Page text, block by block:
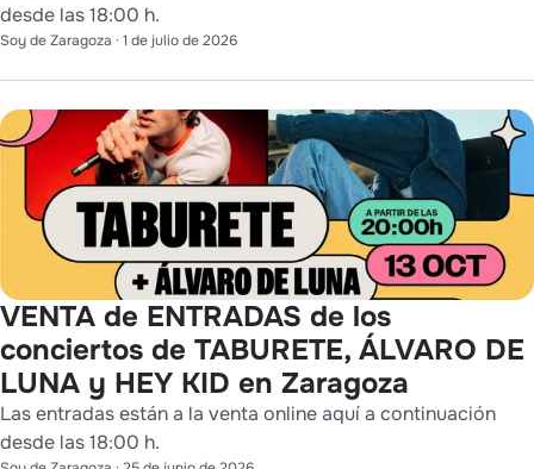
desde las 18:00 h.
Soy de Zaragoza · 1 de julio de 2026
VENTA de ENTRADAS de los
conciertos de TABURETE, ÁLVARO DE
LUNA y HEY KID en Zaragoza
Las entradas están a la venta online aquí a continuación
desde las 18:00 h.